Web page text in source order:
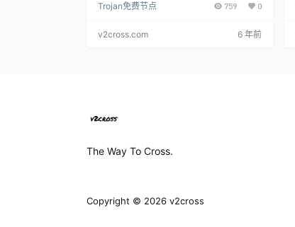
以通过下载Trojan 客户端扫描二维码或者直
扫描二维码 复制Trojan链接 trojan://
trojanv
pn@los.crosserr.ga
Trojan免费节点 759 0
v2cross.com 6 年前
The Way To Cross.
Copyright © 2026 v2cross